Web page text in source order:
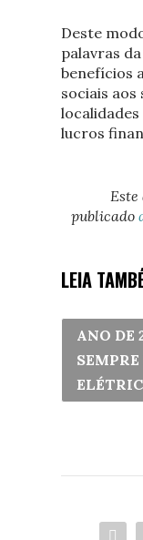
Deste
palavras
benefícios
sociais aos
lucros
publicado
LEIA
ANO DE